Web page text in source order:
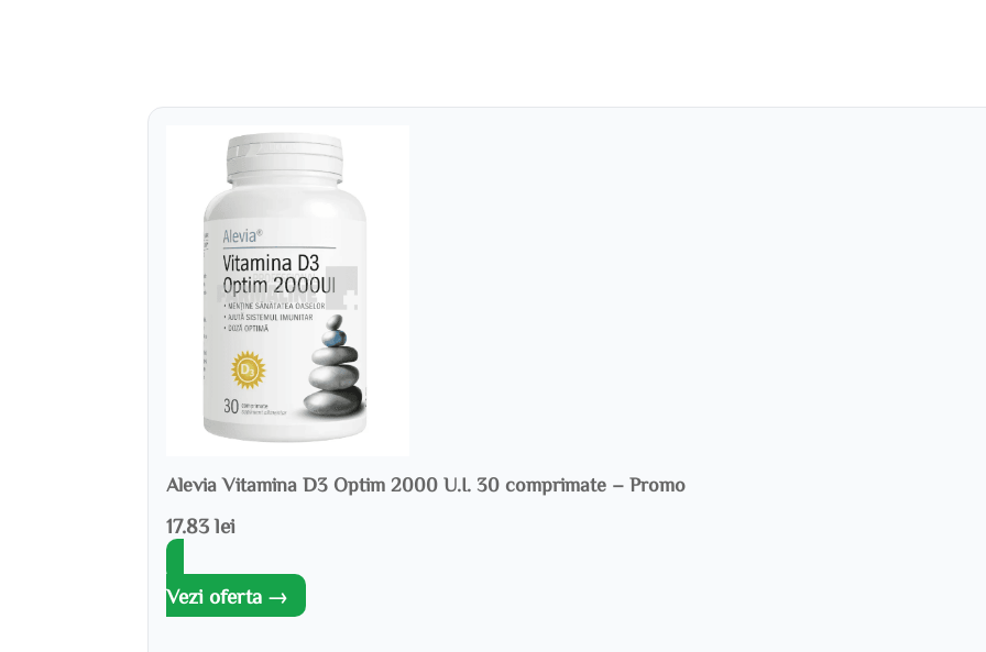
Alevia Vitamina D3 Optim 2000 U.I. 30 comprimate – Promo
17.83 lei
Vezi oferta →